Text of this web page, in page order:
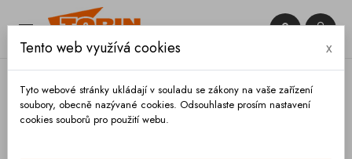
 

Tento web využívá cookies x
Tyto webové stránky ukládají v souladu se zákony na vaše zařízení
soubory, obecně nazývané cookies. Odsouhlaste prosím nastavení
cookies souborů pro použití webu.